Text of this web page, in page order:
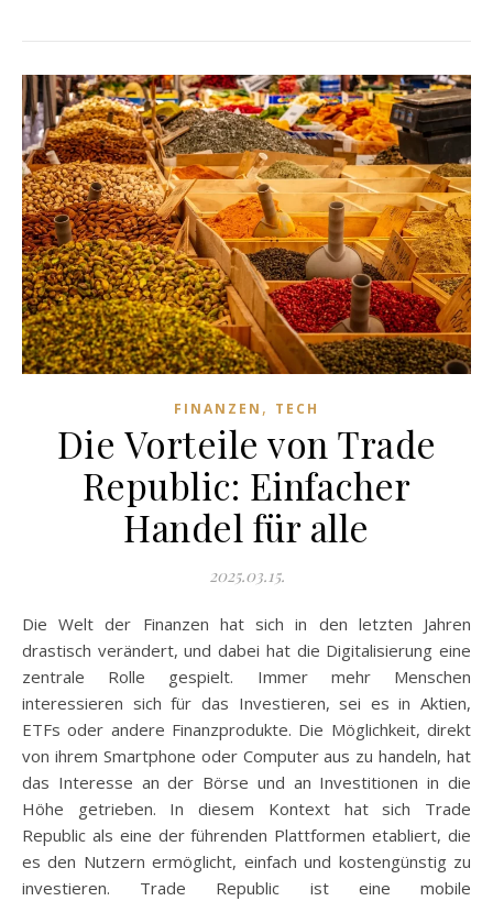
FINANZEN , TECH
Die Vorteile von Trade
Republic: Einfacher
Handel für alle
2025.03.15.
Die Welt der Finanzen hat sich in den letzten Jahren
drastisch verändert, und dabei hat die Digitalisierung eine
zentrale Rolle gespielt. Immer mehr Menschen
interessieren sich für das Investieren, sei es in Aktien,
ETFs oder andere Finanzprodukte. Die Möglichkeit, direkt
von ihrem Smartphone oder Computer aus zu handeln, hat
das Interesse an der Börse und an Investitionen in die
Höhe getrieben. In diesem Kontext hat sich Trade
Republic als eine der führenden Plattformen etabliert, die
es den Nutzern ermöglicht, einfach und kostengünstig zu
investieren. Trade Republic ist eine mobile